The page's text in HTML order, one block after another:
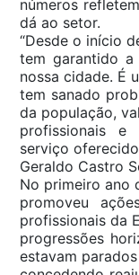
números
dá ao setor.
“Desde o início
tem garantido
nossa cidade. É
tem sanado
da população,
profissionais
serviço
Geraldo Castro
No primeiro ano
promoveu
profissionais da
progressões
estavam